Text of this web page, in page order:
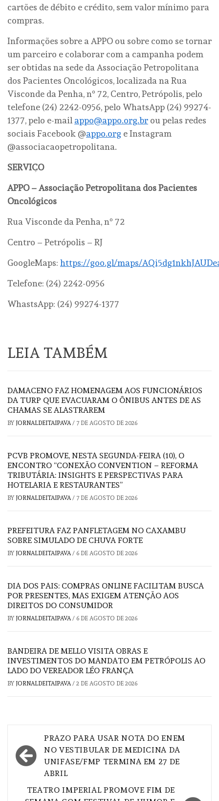
cartões de débito e crédito, sem valor mínimo para
compras.
Informações sobre a APPO ou sobre como se tornar
um parceiro e colaborar com a campanha podem
ser obtidas na sede da Associação Petropolitana
dos Pacientes Oncológicos, localizada na Rua
Visconde da Penha, nº 72, Centro, Petrópolis, pelo
telefone (24) 2242-0956, pelo WhatsApp (24) 99274-
1377, pelo e-mail appo@appo.org.br ou pelas redes
sociais Facebook @appo.org e Instagram
@associacaopetropolitana.
SERVIÇO
APPO – Associação Petropolitana dos Pacientes
Oncológicos
Rua Visconde da Penha, nº 72
Centro – Petrópolis – RJ
GoogleMaps: https://goo.gl/maps/
Telefone: (24) 2242-0956
WhastsApp: (24) 99274-1377
LEIA TAMBÉM
DAMACENO FAZ HOMENAGEM AOS FUNCIONÁRIOS
DA TURP QUE EVACUARAM O ÔNIBUS ANTES DE AS
CHAMAS SE ALASTRAREM
BY JORNALDEITAIPAVA/ 7 DE AGOSTO DE 2026
PCVB PROMOVE, NESTA SEGUNDA-FEIRA (10), O
ENCONTRO “CONEXÃO CONVENTION – REFORMA
TRIBUTÁRIA: INSIGHTS E PERSPECTIVAS PARA
HOTELARIA E RESTAURANTES”
BY JORNALDEITAIPAVA/ 7 DE AGOSTO DE 2026
PREFEITURA FAZ PANFLETAGEM NO CAXAMBU
SOBRE SIMULADO DE CHUVA FORTE
BY JORNALDEITAIPAVA/ 6 DE AGOSTO DE 2026
DIA DOS PAIS: COMPRAS ONLINE FACILITAM BUSCA
POR PRESENTES, MAS EXIGEM ATENÇÃO AOS
DIREITOS DO CONSUMIDOR
BY JORNALDEITAIPAVA/ 6 DE AGOSTO DE 2026
BANDEIRA DE MELLO VISITA OBRAS E
INVESTIMENTOS DO MANDATO EM PETRÓPOLIS AO
LADO DO VEREADOR LÉO FRANÇA
BY JORNALDEITAIPAVA/ 2 DE AGOSTO DE 2026
Navegação
de
Post
PRAZO PARA USAR NOTA DO ENEM
NO VESTIBULAR DE MEDICINA DA
UNIFASE/FMP TERMINA EM 27 DE
ABRIL
TEATRO IMPERIAL PROMOVE FIM DE